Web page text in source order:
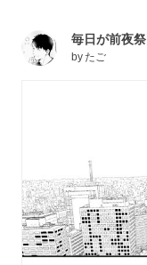
毎日が前夜祭
byたご